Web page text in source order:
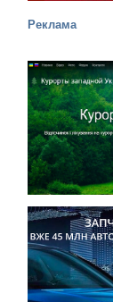
Реклама